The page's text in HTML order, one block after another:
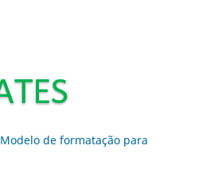
Modelo de formatação para